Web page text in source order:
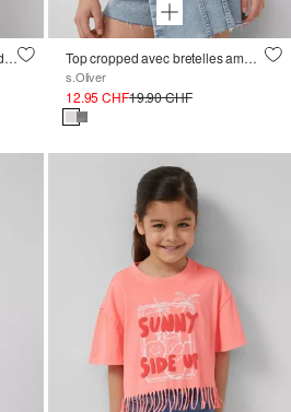
Top en velours avec paillettes, découpe et noeud Top cropped avec bretelles amovibles
s.Oliver
12.95 CHF19.90 CHF